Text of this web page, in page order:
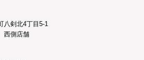
八剣北4丁目5-1
西側店舗